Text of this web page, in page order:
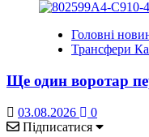
Головні
Трансфери
Ще один воротар
03.08.2026
0
Підписатися